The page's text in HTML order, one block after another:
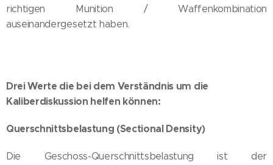
richtigen Munition / Waffenkombination
auseinandergesetzt haben.
Drei Werte die bei dem Verständnis um die
Kaliberdiskussion helfen können:
Querschnittsbelastung (Sectional Density)
Die Geschoss-Querschnittsbelastung ist der